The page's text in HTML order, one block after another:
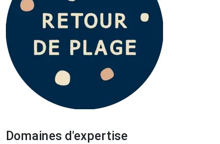
Domaines d'expertise